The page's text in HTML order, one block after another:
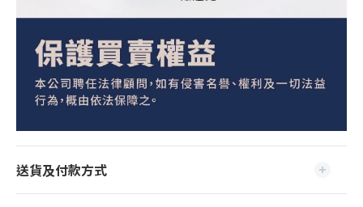
送貨及付款方式